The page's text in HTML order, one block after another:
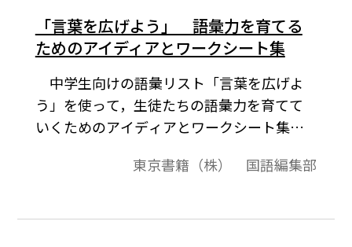
下昌宏３年「万葉・古今・新古今」北海道
音更町立音更中学校教諭 松田ひろし
「言葉を広げよう」 語彙力を育てる
ためのアイディアとワークシート集
中学生向けの語彙リスト「言葉を広げよ
う」を使って，生徒たちの語彙力を育てて
いくためのアイディアとワークシート集で
彙に関する特設単元で」「帯単元や日常生
イディアを提示しています。 なお，「言葉
東京書籍（株） 国語編集部